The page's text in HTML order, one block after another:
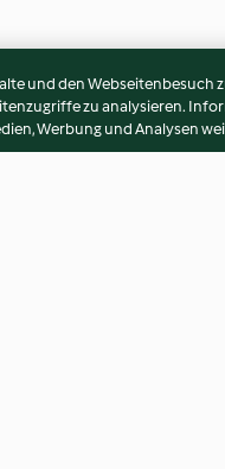
und den Webseitenbesuch
zu analysieren.
Werbung und Analysen